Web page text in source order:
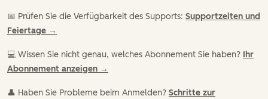
📅 Prüfen Sie die Verfügbarkeit des Supports: Supportzeiten und
Feiertage →
💻 Wissen Sie nicht genau, welches Abonnement Sie haben? Ihr
Abonnement anzeigen →
👤 Haben Sie Probleme beim Anmelden? Schritte zur